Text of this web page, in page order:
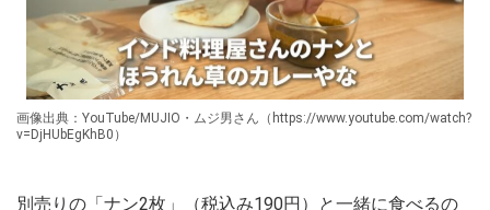
画像出典：YouTube/MUJIO・ムジ男さん（https://www.youtube.com/watch?
v=DjHUbEgKhB0）
別売りの「ナン2枚」（税込み190円）と一緒に食べるの